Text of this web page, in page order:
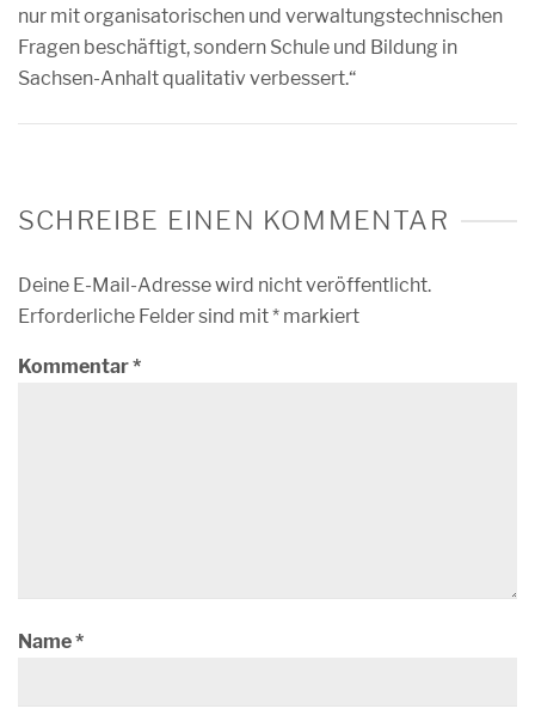
nur mit organisatorischen und verwaltungstechnischen
Fragen beschäftigt, sondern Schule und Bildung in
Sachsen-Anhalt qualitativ verbessert.“
SCHREIBE EINEN KOMMENTAR
Deine E-Mail-Adresse wird nicht veröffentlicht.
Erforderliche Felder sind mit* markiert
Kommentar*
Name*